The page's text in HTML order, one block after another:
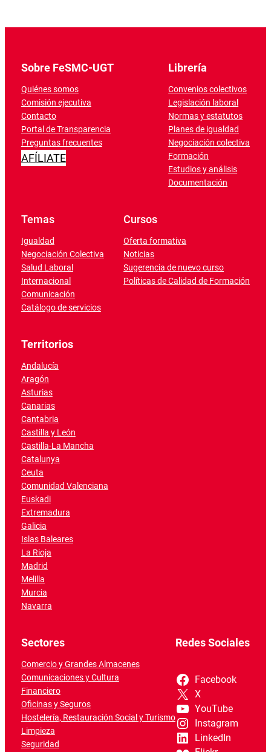
Sobre FeSMC-UGT
Quiénes somos
Comisión ejecutiva
Contacto
Portal de Transparencia
Preguntas frecuentes
AFÍLIATE
Librería
Convenios colectivos
Legislación laboral
Normas y estatutos
Planes de igualdad
Negociación colectiva
Formación
Estudios y análisis
Documentación
Temas
Igualdad
Negociación Colectiva
Salud Laboral
Internacional
Comunicación
Catálogo de servicios
Cursos
Oferta formativa
Noticias
Sugerencia de nuevo curso
Políticas de Calidad de Formación
Territorios
Andalucía
Aragón
Asturias
Canarias
Cantabria
Castilla y León
Castilla-La Mancha
Catalunya
Ceuta
Comunidad Valenciana
Euskadi
Extremadura
Galicia
Islas Baleares
La Rioja
Madrid
Melilla
Murcia
Navarra
Sectores
Comercio y Grandes Almacenes
Comunicaciones y Cultura
Financiero
Oficinas y Seguros
Hostelería, Restauración Social y Turismo
Limpieza
Seguridad
Redes Sociales
Facebook
X
YouTube
Instagram
LinkedIn